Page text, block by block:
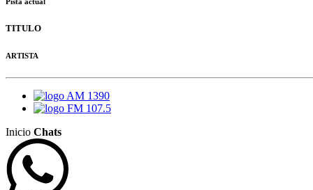
TITULO
ARTISTA
AM 1390
FM 107.5
Inicio Chats